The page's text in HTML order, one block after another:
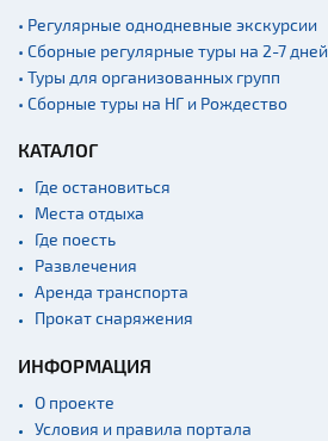
• Регулярные однодневные экскурсии
• Сборные регулярные туры на 2-7 дней
• Туры для организованных групп
• Сборные туры на НГ и Рождество
КАТАЛОГ
Где остановиться
Места отдыха
Где поесть
Развлечения
Аренда транспорта
Прокат снаряжения
ИНФОРМАЦИЯ
О проекте
Условия и правила портала